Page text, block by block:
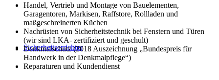
Sicherheitserrichter
Handel, Vertrieb und Montage von Bauelementen,
Garagentoren, Markisen, Raffstore, Rollladen und
maßgeschreinerten Küchen
Nachrüsten von Sicherheitstechnik bei Fenstern und Türen
(wir sind LKA- zertifiziert und geschult)
Denkmalschutz (2018 Auszeichnung „Bundespreis für
Handwerk in der Denkmalpflege“)
Reparaturen und Kundendienst